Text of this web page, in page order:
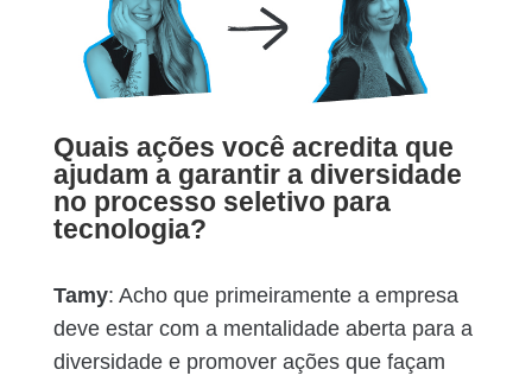
Quais ações você acredita que
ajudam a garantir a diversidade
no processo seletivo para
tecnologia?
Tamy: Acho que primeiramente a empresa
deve estar com a mentalidade aberta para a
diversidade e promover ações que façam